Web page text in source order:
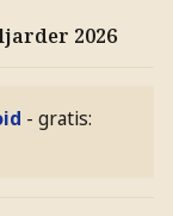
2026
- gratis: